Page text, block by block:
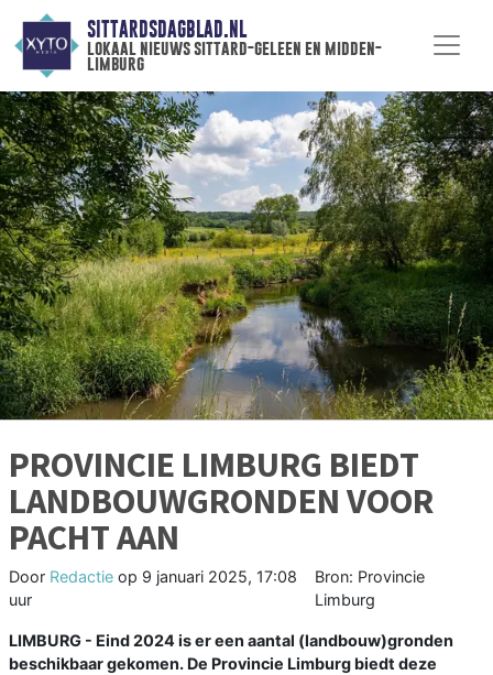
SITTARDSDAGBLAD.NL
lokaal nieuws sittard-geleen en midden-
limburg
PROVINCIE LIMBURG BIEDT
LANDBOUWGRONDEN VOOR
PACHT AAN
Door Redactie op 9 januari 2025, 17:08
uur
Bron: Provincie
Limburg
LIMBURG - Eind 2024 is er een aantal (landbouw)gronden
beschikbaar gekomen. De Provincie Limburg biedt deze